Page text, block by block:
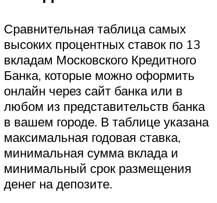
Сравнительная таблица самых
высоких процентных ставок по 13
вкладам Московского Кредитного
Банка, которые можно оформить
онлайн через сайт банка или в
любом из представительств банка
в вашем городе. В таблице указана
максимальная годовая ставка,
минимальная сумма вклада и
минимальный срок размещения
денег на депозите.